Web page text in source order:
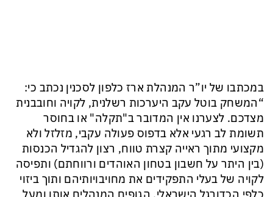
במכתבו של יו”ר המנהלת ארז כלפון לסכנין נכתב כי:
“המשחק בוטל עקב היערכות רשלנית, לקויה וחובבנית
מצדכם. לצערנו אין המדובר ב"תקלה" או בחוסר
תשומת לב רגעי אלא בדפוס פעולה עקבי, מזלזל ולא
מקצועי מתוך ראייה קצרת טווח, רצון להגדיל הכנסות
(בין היתר על חשבון בטחון האוהדים ורווחתם) ותפיסה
לקויה של בעלי התפקידים את מחויבויותיהם ותוך ביזוי